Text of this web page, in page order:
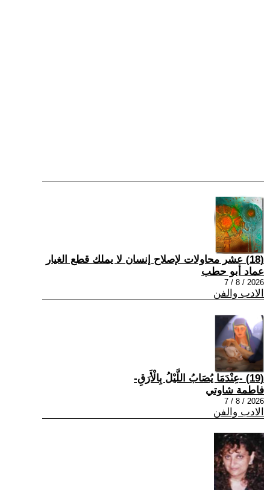
(18) عشر محاولات لإصلاح إنسان لا يملك قطع الغيار
عماد أبو حطب
2026 / 8 / 7
الادب والفن
(19) -عِنْدَمَا يُصَابُ اللَّيْلُ بِالْأَرَقِ-
فاطمة شاوتي
2026 / 8 / 7
الادب والفن